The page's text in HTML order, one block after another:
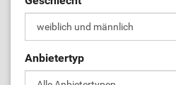
Anbietertyp